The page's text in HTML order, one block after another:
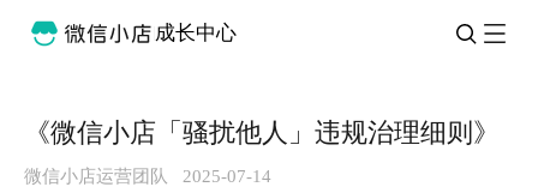
成长中心
《微信小店「骚扰他人」违规治理细则》
微信小店运营团队 2025-07-14